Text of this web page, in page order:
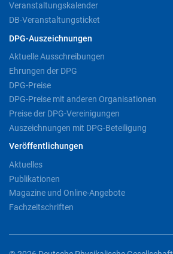
Veranstaltungskalender
DB-Veranstaltungsticket
DPG-Auszeichnungen
Aktuelle Ausschreibungen
Ehrungen der DPG
DPG-Preise
DPG-Preise mit anderen Organisationen
Preise der DPG-Vereinigungen
Auszeichnungen mit DPG-Beteiligung
Veröffentlichungen
Aktuelles
Publikationen
Magazine und Online-Angebote
Fachzeitschriften